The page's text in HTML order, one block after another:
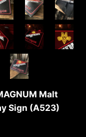
Malt
Sign (A523)